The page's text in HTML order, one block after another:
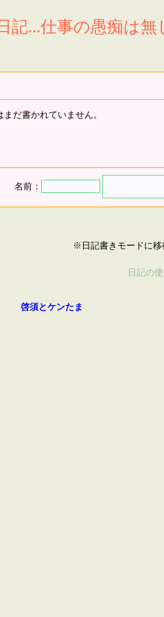
記...仕事の愚痴は無
だ書かれていません。
名前：
※日記書きモードに移
日記の
啓須とケンたま